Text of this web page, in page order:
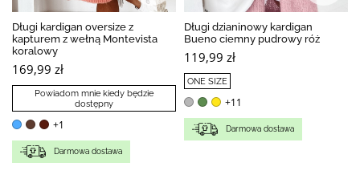
Długi kardigan oversize z
kapturem z wełną Montevista
koralowy
169,99 zł
Powiadom mnie kiedy będzie
dostępny
+1
Darmowa dostawa
Długi dzianinowy kardigan
Bueno ciemny pudrowy róż
119,99 zł
ONE SIZE
+11
Darmowa dostawa